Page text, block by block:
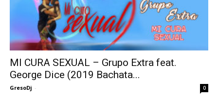
MI CURA SEXUAL – Grupo Extra feat.
George Dice (2019 Bachata...
GresoDj - 0